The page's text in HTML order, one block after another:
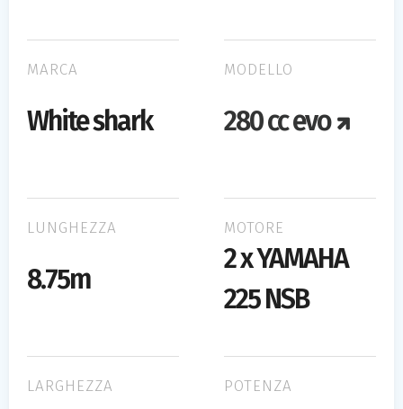
MARCA
White shark
MODELLO
280 cc evo
LUNGHEZZA
8.75m
MOTORE
2 x YAMAHA
225 NSB
LARGHEZZA POTENZA